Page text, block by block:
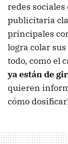
redes sociales
publicitaria
principales
logra colar
todo, como el
ya están de
quieren
cómo